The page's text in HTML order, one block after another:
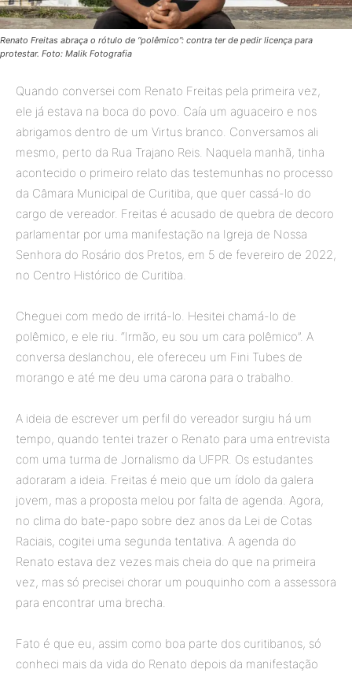
Renato Freitas abraça o rótulo de “polêmico”: contra ter de pedir licença para
protestar. Foto: Malik Fotografia
Quando conversei com Renato Freitas pela primeira vez,
ele já estava na boca do povo. Caía um aguaceiro e nos
abrigamos dentro de um Virtus branco. Conversamos ali
mesmo, perto da Rua Trajano Reis. Naquela manhã, tinha
acontecido o primeiro relato das testemunhas no processo
da Câmara Municipal de Curitiba, que quer cassá-lo do
cargo de vereador. Freitas é acusado de quebra de decoro
parlamentar por uma manifestação na Igreja de Nossa
Senhora do Rosário dos Pretos, em 5 de fevereiro de 2022,
no Centro Histórico de Curitiba.
Cheguei com medo de irritá-lo. Hesitei chamá-lo de
polêmico, e ele riu. “Irmão, eu sou um cara polêmico”. A
conversa deslanchou, ele ofereceu um Fini Tubes de
morango e até me deu uma carona para o trabalho.
A ideia de escrever um perfil do vereador surgiu há um
tempo, quando tentei trazer o Renato para uma entrevista
com uma turma de Jornalismo da UFPR. Os estudantes
adoraram a ideia. Freitas é meio que um ídolo da galera
jovem, mas a proposta melou por falta de agenda. Agora,
no clima do bate-papo sobre dez anos da Lei de Cotas
Raciais, cogitei uma segunda tentativa. A agenda do
Renato estava dez vezes mais cheia do que na primeira
vez, mas só precisei chorar um pouquinho com a assessora
para encontrar uma brecha.
Fato é que eu, assim como boa parte dos curitibanos, só
conheci mais da vida do Renato depois da manifestação